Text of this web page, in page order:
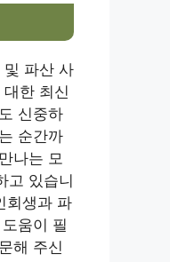
및 파산 사
한 최신
신중하
순간까
나는 모
고 있습니
회생과 파
움이 필
해 주신